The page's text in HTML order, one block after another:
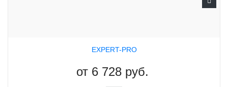
EXPERT-PRO
от 6 728 руб.